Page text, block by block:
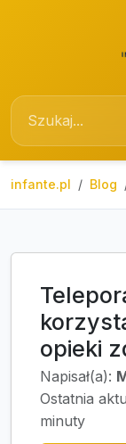
infante.pl Blog
opieki
Napisał(a):
Ostatnia
minuty